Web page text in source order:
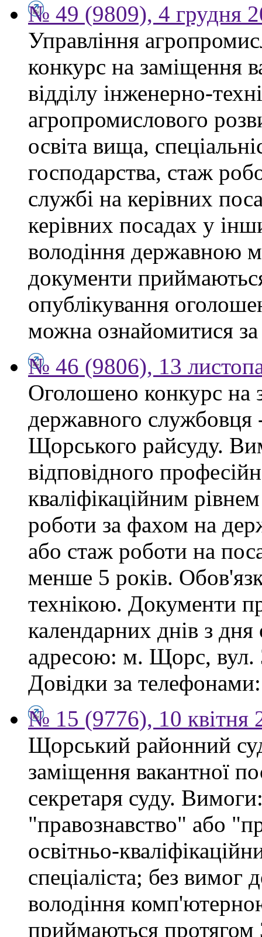
№ 49 (9809), 4 грудня
Управління
конкурс на заміщення
відділу інженерно-
агропромислового
освіта вища,
господарства, стаж
службі на керівних
керівних посадах у
володіння державною
документи
опублікування
можна ознайомитися
№ 46 (9806), 13
Оголошено конкурс на
державного службовця
Щорського райсуду.
відповідного
кваліфікаційним
роботи за фахом на
або стаж роботи на
менше 5 років.
технікою. Документи
календарних днів з
адресою: м. Щорс, вул.
Довідки за
№ 15 (9776), 10 квітня
Щорський районний
заміщення вакантної
секретаря суду.
"правознавство" або
освітньо-
спеціаліста; без
володіння
приймаються протягом